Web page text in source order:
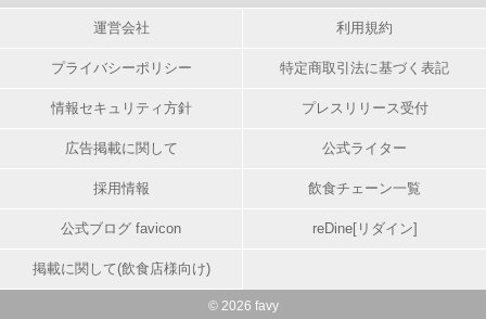
運営会社 利用規約
プライバシーポリシー 特定商取引法に基づく表記
情報セキュリティ方針 プレスリリース受付
広告掲載に関して 公式ライター
採用情報 飲食チェーン一覧
公式ブログ favicon reDine[リダイン]
掲載に関して(飲食店様向け)
© 2026 favy